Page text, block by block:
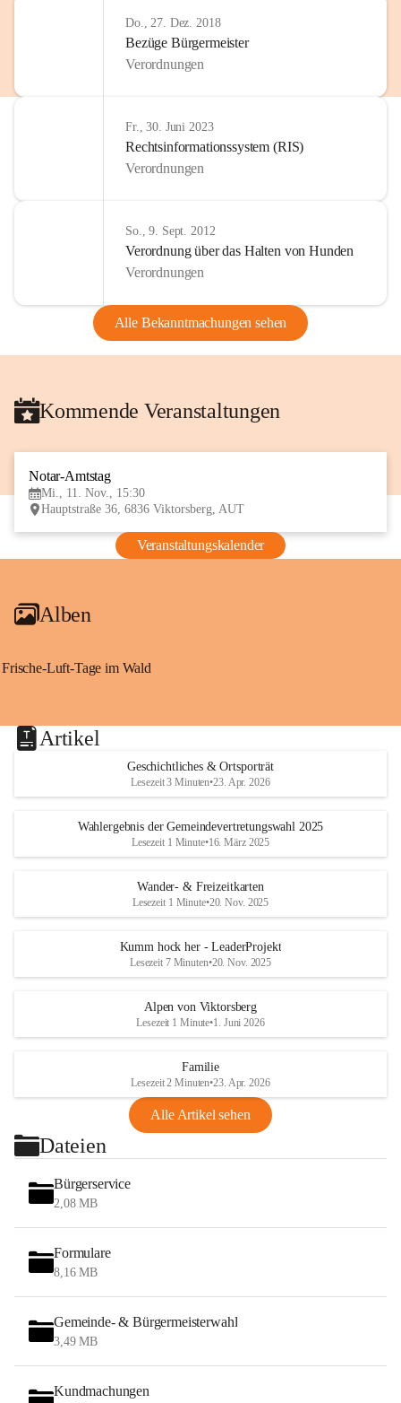
Do., 27. Dez. 2018
Bezüge Bürgermeister
Verordnungen
Fr., 30. Juni 2023
Rechtsinformationssystem (RIS)
Verordnungen
So., 9. Sept. 2012
Verordnung über das Halten von Hunden
Verordnungen
Alle Bekanntmachungen sehen
Kommende Veranstaltungen
Notar-Amtstag
Mi., 11. Nov., 15:30
Hauptstraße 36, 6836 Viktorsberg, AUT
Veranstaltungskalender
Alben
Frische-Luft-Tage im Wald
Artikel
Geschichtliches & Ortsporträt
Lesezeit 3 Minuten•23. Apr. 2026
Wahlergebnis der Gemeindevertretungswahl 2025
Lesezeit 1 Minute•16. März 2025
Wander- & Freizeitkarten
Lesezeit 1 Minute•20. Nov. 2025
Kumm hock her - LeaderProjekt
Lesezeit 7 Minuten•20. Nov. 2025
Alpen von Viktorsberg
Lesezeit 1 Minute•1. Juni 2026
Familie
Lesezeit 2 Minuten•23. Apr. 2026
Alle Artikel sehen
Dateien
Bürgerservice
2,08 MB
Formulare
8,16 MB
Gemeinde- & Bürgermeisterwahl
3,49 MB
Kundmachungen